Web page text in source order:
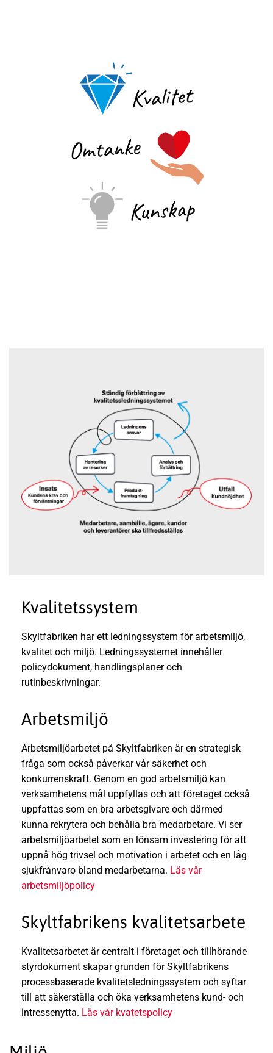
Kvalitetssystem
Skyltfabriken har ett ledningssystem för arbetsmiljö,
kvalitet och miljö. Ledningssystemet innehåller
policydokument, handlingsplaner och
rutinbeskrivningar.
Arbetsmiljö
Arbetsmiljöarbetet på Skyltfabriken är en strategisk
fråga som också påverkar vår säkerhet och
konkurrenskraft. Genom en god arbetsmiljö kan
verksamhetens mål uppfyllas och att företaget också
uppfattas som en bra arbetsgivare och därmed
kunna rekrytera och behålla bra medarbetare. Vi ser
arbetsmiljöarbetet som en lönsam investering för att
uppnå hög trivsel och motivation i arbetet och en låg
sjukfrånvaro bland medarbetarna. Läs vår
arbetsmiljöpolicy
Skyltfabrikens kvalitetsarbete
Kvalitetsarbetet är centralt i företaget och tillhörande
styrdokument skapar grunden för Skyltfabrikens
processbaserade kvalitetsledningssystem och syftar
till att säkerställa och öka verksamhetens kund- och
intressenytta. Läs vår kvatetspolicy